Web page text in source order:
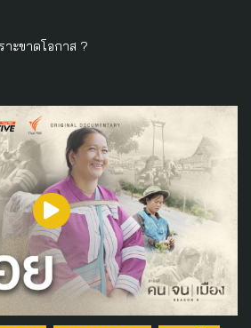
าะขาดโอกาส ?